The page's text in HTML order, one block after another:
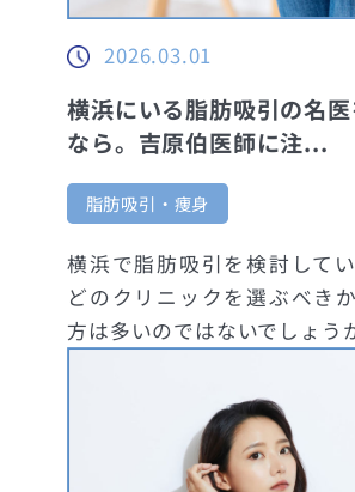
2026.03.01
横浜にいる脂肪吸引の名
なら。吉原伯医師に注...
脂肪吸引・痩身
横浜で脂肪吸引を検討してい
どのクリニックを選ぶべき
方は多いのではないでしょう